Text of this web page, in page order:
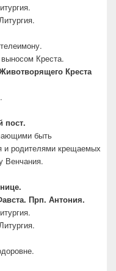
Креста.
Креста
пост.
быть
и родителями крещаемых
Венчания.
Прп. Антония.